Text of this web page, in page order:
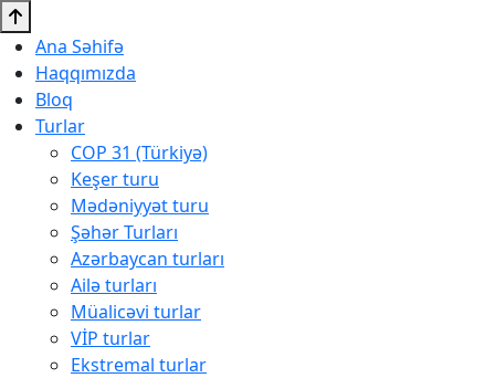
Ana Səhifə
Haqqımızda
Bloq
Turlar
COP 31 (Türkiyə)
Keşer turu
Mədəniyyət turu
Şəhər Turları
Azərbaycan turları
Ailə turları
Müalicəvi turlar
VİP turlar
Ekstremal turlar